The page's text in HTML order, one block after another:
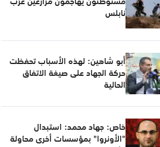
مستوطنون يهاجمون مزارعين غرب
نابلس
أبو شاهين: لهذه الأسباب تحفظت
حركة الجهاد على صيغة الاتفاق
الحالية
خاص: جهاد محمد: استبدال
"الأونروا" بمؤسسات أخرى محاولة